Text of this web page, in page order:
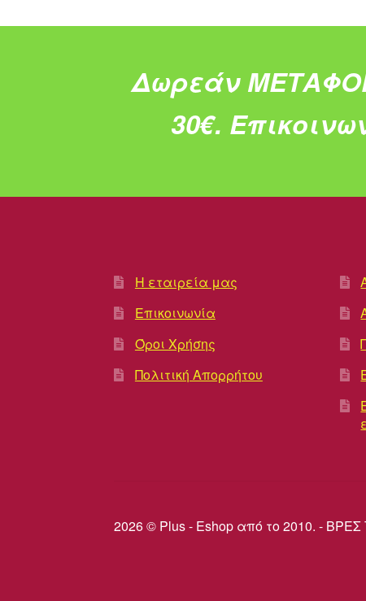
Δωρεάν
30€.
Η εταιρεία μας
Επικοινωνία
Όροι Χρήσης
Πολιτική Απορρήτου
2026 © Plus - Eshop από το 2010. -